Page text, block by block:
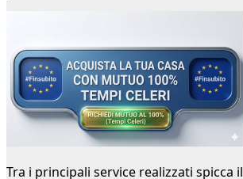
Tra i principali service realizzati spicca il